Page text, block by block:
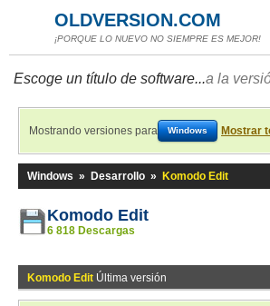
OLDVERSION.COM
¡PORQUE LO NUEVO NO SIEMPRE ES MEJOR!
Escoge un título de software...a la
Mostrando versiones para Windows Mostrar
Windows » Desarrollo » Komodo Edit
Komodo Edit
6 818 Descargas
Komodo Edit Última versión